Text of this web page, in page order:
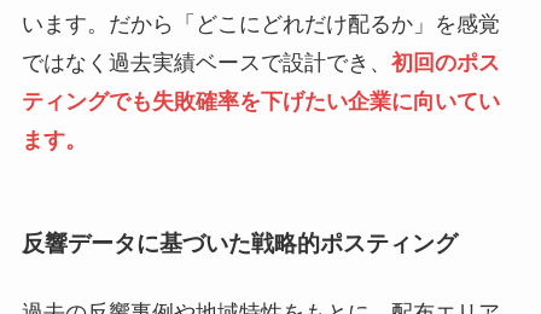
います。だから「どこにどれだけ配るか」を感覚
ではなく過去実績ベースで設計でき、 初回のポス
ティングでも失敗確率を下げたい企業に向いてい
ます。
反響データに基づいた戦略的ポスティング